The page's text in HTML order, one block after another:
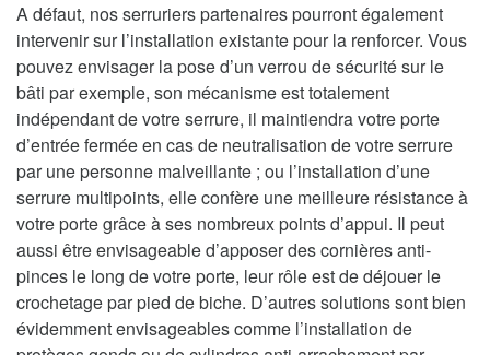
A défaut, nos serruriers partenaires pourront également
intervenir sur l’installation existante pour la renforcer. Vous
pouvez envisager la pose d’un verrou de sécurité sur le
bâti par exemple, son mécanisme est totalement
indépendant de votre serrure, il maintiendra votre porte
d’entrée fermée en cas de neutralisation de votre serrure
par une personne malveillante ; ou l’installation d’une
serrure multipoints, elle confère une meilleure résistance à
votre porte grâce à ses nombreux points d’appui. Il peut
aussi être envisageable d’apposer des cornières anti-
pinces le long de votre porte, leur rôle est de déjouer le
crochetage par pied de biche. D’autres solutions sont bien
évidemment envisageables comme l’installation de